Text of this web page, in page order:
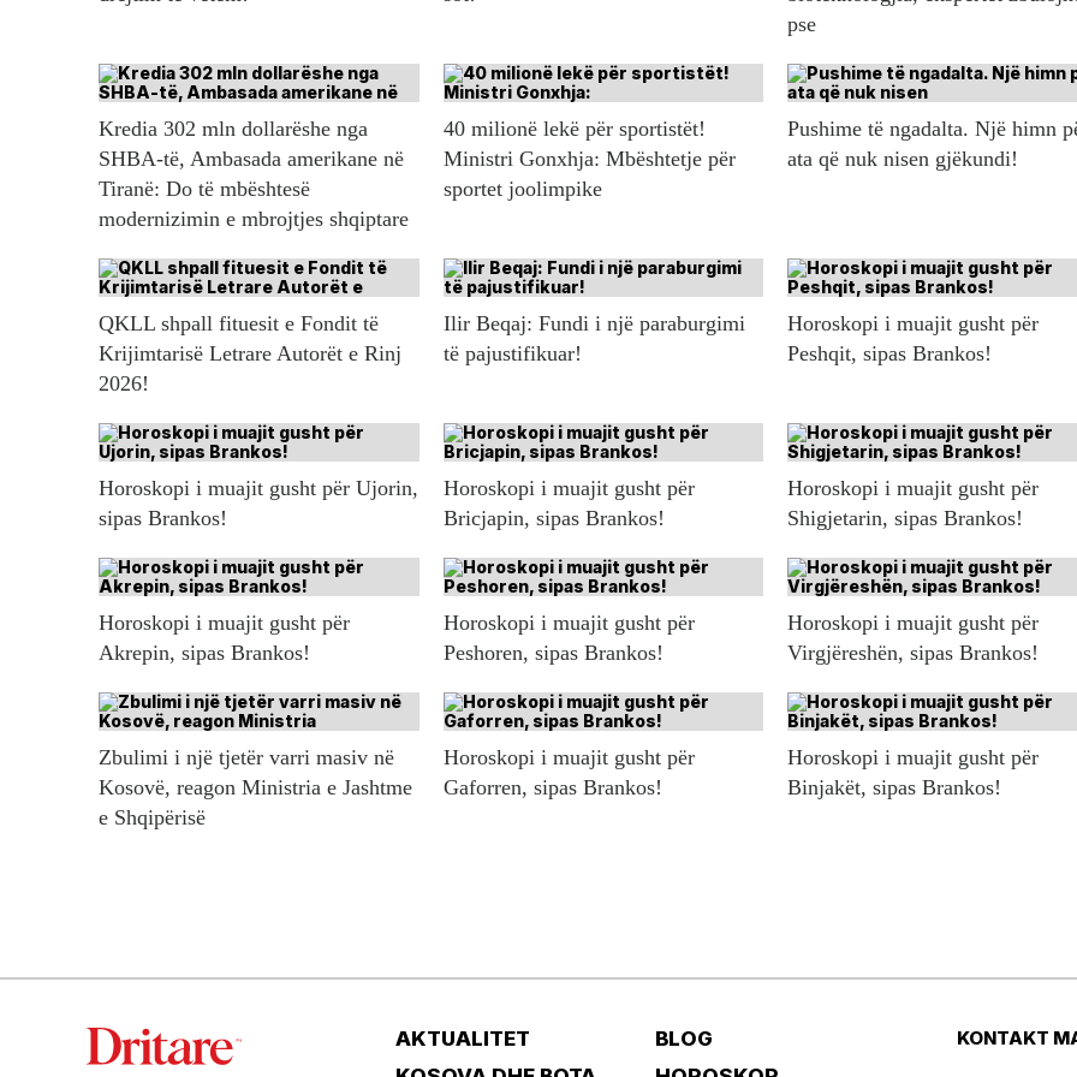
pse
Kredia 302 mln dollarëshe nga
SHBA-të, Ambasada amerikane në
Tiranë: Do të mbështesë
modernizimin e mbrojtjes shqiptare
40 milionë lekë për sportistët!
Ministri Gonxhja: Mbështetje për
sportet joolimpike
Pushime të ngadalta. Një himn
ata që nuk nisen gjëkundi!
QKLL shpall fituesit e Fondit të
Krijimtarisë Letrare Autorët e Rinj
2026!
Ilir Beqaj: Fundi i një paraburgimi
të pajustifikuar!
Horoskopi i muajit gusht për
Peshqit, sipas Brankos!
Horoskopi i muajit gusht për Ujorin,
sipas Brankos!
Horoskopi i muajit gusht për
Bricjapin, sipas Brankos!
Horoskopi i muajit gusht për
Shigjetarin, sipas Brankos!
Horoskopi i muajit gusht për
Akrepin, sipas Brankos!
Horoskopi i muajit gusht për
Peshoren, sipas Brankos!
Horoskopi i muajit gusht për
Virgjëreshën, sipas Brankos!
Zbulimi i një tjetër varri masiv në
Kosovë, reagon Ministria e Jashtme
e Shqipërisë
Horoskopi i muajit gusht për
Gaforren, sipas Brankos!
Horoskopi i muajit gusht për
Binjakët, sipas Brankos!
AKTUALITET
BLOG
KONTAKT